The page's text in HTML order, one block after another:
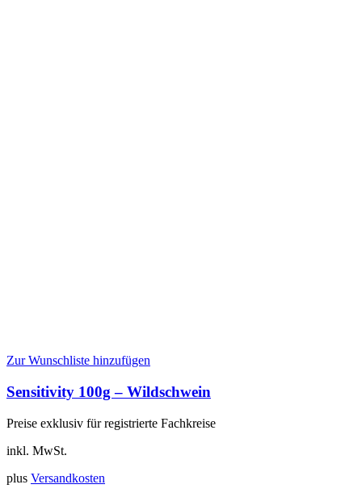
Zur Wunschliste hinzufügen
Sensitivity 100g – Wildschwein
Preise exklusiv für registrierte Fachkreise
inkl. MwSt.
plus Versandkosten